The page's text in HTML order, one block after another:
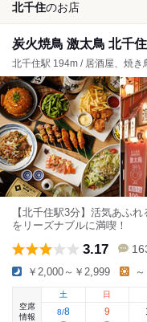
北千住のお店
炭火焼鳥 激太鳥 北千
北千住駅 194m / 居酒屋、焼き
【北千住駅3分】活気あふ
をリーズナブルに満喫！
3.17
￥2,000～￥2,999
空席
情報
土
8/8
日
9